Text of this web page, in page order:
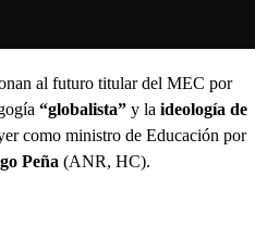
al futuro titular del MEC por
“globalista” y la ideología de
como ministro de Educación por
Peña (ANR, HC).